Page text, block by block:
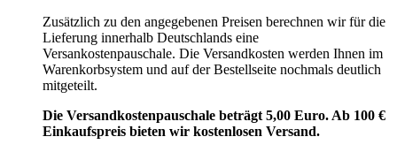
Zusätzlich zu den angegebenen Preisen berechnen wir für die
Lieferung innerhalb Deutschlands eine
Versankostenpauschale. Die Versandkosten werden Ihnen im
Warenkorbsystem und auf der Bestellseite nochmals deutlich
mitgeteilt.
Die Versandkostenpauschale beträgt 5,00 Euro. Ab 100 €
Einkaufspreis bieten wir kostenlosen Versand.